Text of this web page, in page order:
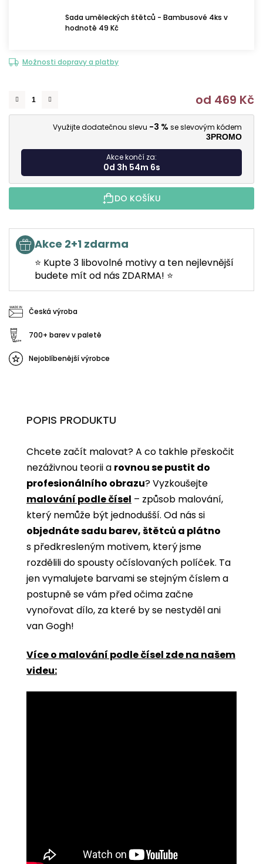
Sada uměleckých štětců - Bambusové 4ks v
hodnotě 49 Kč
Možnosti dopravy a platby
od 469 Kč
Využijte dodatečnou slevu -3 % se slevovým kódem
3PROMO
Akce končí za:
0d 3h 54m 5s
DO KOŠÍKU
Akce 2+1 zdarma
⭐ Kupte 3 libovolné motivy a ten nejlevnější
budete mít od nás ZDARMA! ⭐
Česká výroba
700+ barev v paletě
Nejoblíbenější výrobce
POPIS PRODUKTU
Chcete začít malovat? A co takhle přeskočit
nezáživnou teorii a rovnou se pustit do
profesionálního obrazu? Vyzkoušejte
malování podle čísel ­­– způsob malování,
který nemůže být jednodušší. Od nás si
objednáte sadu barev, štětců a plátno
s předkresleným motivem, který jsme
rozdělili do spousty očíslovaných políček. Ta
jen vymalujete barvami se stejným číslem a
postupně se vám před očima začne
vynořovat dílo, za které by se nestyděl ani
van Gogh!
Více o malování podle čísel zde na našem
videu: